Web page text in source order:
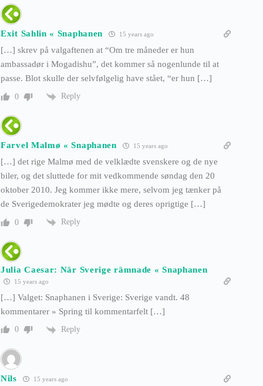
Exit Sahlin « Snaphanen 15 years ago
[…] skrev på valgaftenen at “Om tre måneder er hun
ambassadør i Mogadishu”, det kommer så nogenlunde til at
passe. Blot skulle der selvfølgelig have stået, “er hun […]
0 Reply
Farvel Malmø « Snaphanen 15 years ago
[…] det rige Malmø med de velklædte svenskere og de nye
biler, og det sluttede for mit vedkommende søndag den 20
oktober 2010. Jeg kommer ikke mere, selvom jeg tænker på
de Sverigedemokrater jeg mødte og deres oprigtige […]
0 Reply
Julia Caesar: När Sverige rämnade « Snaphanen
15 years ago
[…] Valget: Snaphanen i Sverige: Sverige vandt. 48
kommentarer » Spring til kommentarfelt […]
0 Reply
Nils 15 years ago